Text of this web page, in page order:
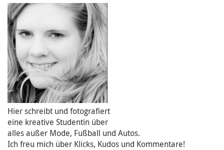
Hier schreibt und fotografiert
eine kreative Studentin über
alles außer Mode, Fußball und Autos.
Ich freu mich über Klicks, Kudos und Kommentare!